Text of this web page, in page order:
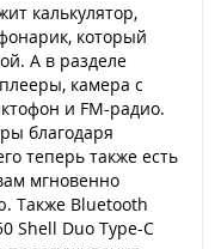
калькулятор,
который
А в разделе
камера с
и FM-радио.
благодаря
теперь также есть
мгновенно
Также Bluetooth
Shell Duo Type-C